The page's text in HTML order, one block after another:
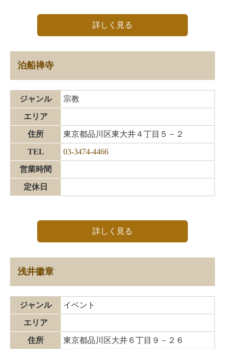
詳しく見る
泊船禅寺
ジャンル 宗教
エリア
住所 東京都品川区東大井４丁目５－２
TEL 03-3474-4466
営業時間
定休日
詳しく見る
浅井徽章
ジャンル イベント
エリア
住所 東京都品川区大井６丁目９－２６